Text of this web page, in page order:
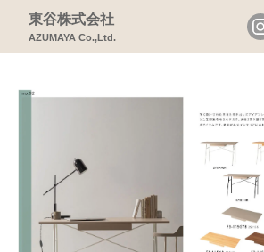
東谷株式会社
AZUMAYA Co.,Ltd.